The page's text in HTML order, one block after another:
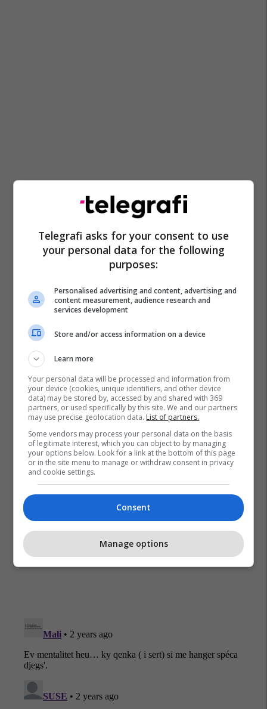
Kapiteni I Policisë
Telegrafi asks for your consent to use
your personal data for the following
purposes:
Personalised advertising and content, advertising and
content measurement, audience research and
services development
Store and/or access information on a device
Learn more
Your personal data will be processed and information from
your device (cookies, unique identifiers, and other device
data) may be stored by, accessed by and shared with 369
partners, or used specifically by this site. We and our partners
may use precise geolocation data. List of partners.
Some vendors may process your personal data on the basis
of legitimate interest, which you can object to by managing
your options below. Look for a link at the bottom of this page
or in the site menu to manage or withdraw consent in privacy
and cookie settings.
Consent
Manage options